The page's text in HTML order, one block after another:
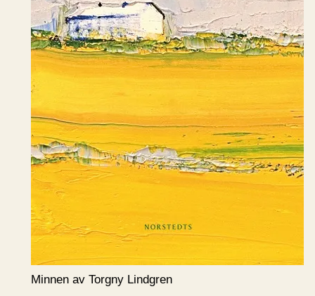
Minnen av Torgny Lindgren